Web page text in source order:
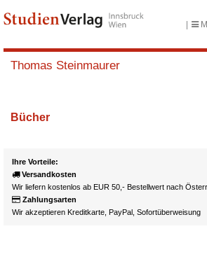
Thomas Steinmaurer
Bücher
Ihre Vorteile:
Versandkosten
Wir liefern kostenlos ab EUR 50,- Bestellwert nach
Zahlungsarten
Wir akzeptieren Kreditkarte, PayPal, Sofortüberweisung